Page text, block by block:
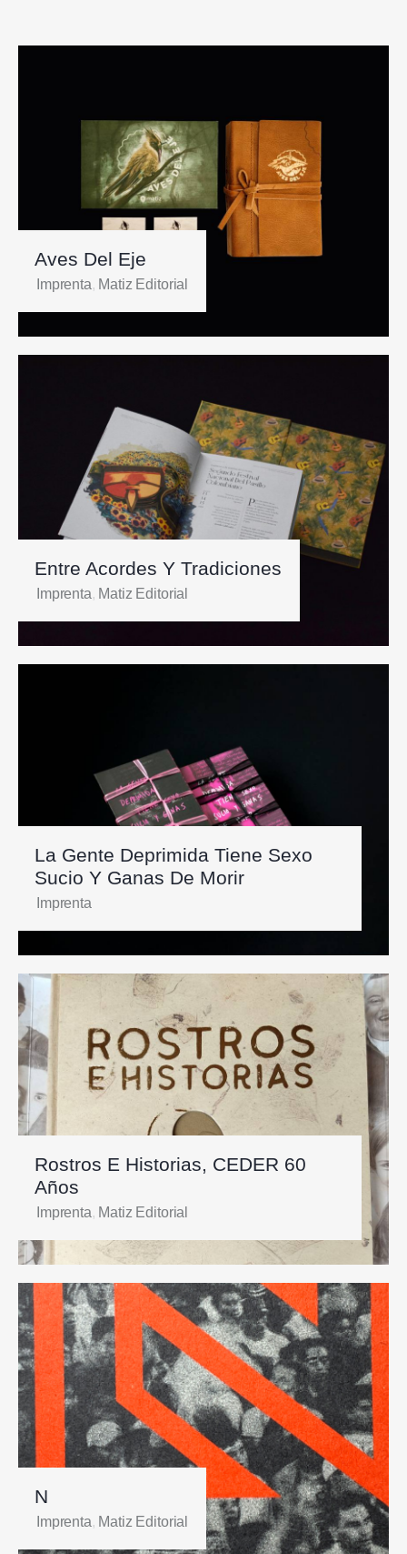
Aves Del Eje
Imprenta, Matiz Editorial
Entre Acordes Y Tradiciones
Imprenta, Matiz Editorial
La Gente Deprimida Tiene Sexo
Sucio Y Ganas De Morir
Imprenta
Rostros E Historias, CEDER 60
Años
Imprenta, Matiz Editorial
N
Imprenta, Matiz Editorial